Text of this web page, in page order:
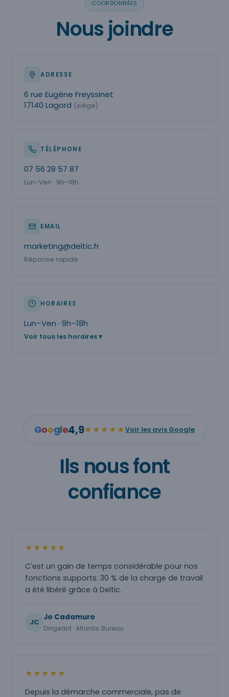
COORDONNÉES
Nous joindre
ADRESSE
6 rue Eugène Freyssinet
17140 Lagord (siège)
TÉLÉPHONE
07 56 28 57 87
Lun–Ven · 9h–18h
EMAIL
marketing@deltic.fr
Réponse rapide
HORAIRES
Lun–Ven · 9h–18h
Voir tous les horaires
Google4,9★★★★★Voir les avis Google
Ils nous font
confiance
★★★★★
C'est un gain de temps considérable pour nos
fonctions supports. 30 % de la charge de travail
a été libéré grâce à Deltic.
JC
Jo Cadamuro
Dirigeant · Atlantic Bureau
★★★★★
Depuis la démarche commerciale, pas de